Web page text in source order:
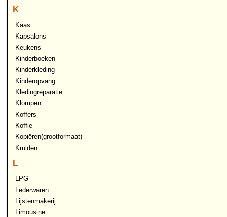
K
Kaas
Kapsalons
Keukens
Kinderboeken
Kinderkleding
Kinderopvang
Kledingreparatie
Klompen
Koffers
Koffie
Kopiëren(grootformaat)
Kruiden
L
LPG
Lederwaren
Lijstenmakerij
Limousine